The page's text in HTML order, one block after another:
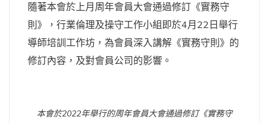
隨著本會於上月周年會員大會通過修訂《實務守
則》，行業倫理及操守工作小組即於4月22日舉行
導師培訓工作坊，為會員深入講解《實務守則》的
修訂內容，及對會員公司的影響。
本會於2022年舉行的周年會員大會通過修訂《實務守